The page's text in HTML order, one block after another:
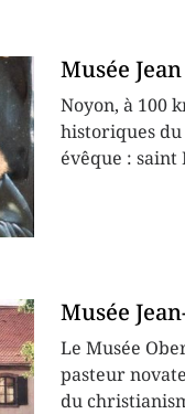
Musée
Noyon, à 100
historiques du
évêque : saint
Musée
Le Musée
pasteur
du